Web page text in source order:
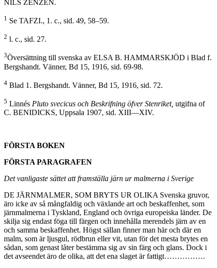
NILS ZENZÉN.
1 Se TAFZI., 1. c., sid. 49, 58–59.
2 l. c., sid. 27.
3Översättning till svenska av ELSA B. HAMMARSKJÖD i Blad f.
Bergshandt. Vänner, Bd 15, 1916, sid. 69-98.
4 Blad 1. Bergshandt. Vänner, Bd 15, 1916, sid. 72.
5 Linnés Pluto svecicus och Beskrifning öfver Stenriket, utgifna of
C. BENIDICKS, Uppsala 1907, sid. XIII—XIV.
FÖRSTA BOKEN
FÖRSTA PARAGRAFEN
Det vanligaste sättet att framställa järn ur malmerna i Sverige
DE JÄRNMALMER, SOM BRYTS UR OLIKA Svenska gruvor,
äro icke av så mångfaldig och växlande art och beskaffenhet, som
järnmalmerna i Tyskland, England och övriga europeiska länder. De
skilja sig endast föga till färgen och innehålla merendels järn av en
och samma beskaffenhet. Högst sällan finner man här och där en
malm, som är ljusgul, rödbrun eller vit, utan för det mesta brytes en
sådan, som genast låter bestämma sig av sin färg och glans. Dock i
det avseendet äro de olika, att det ena slaget är fattigt…………….